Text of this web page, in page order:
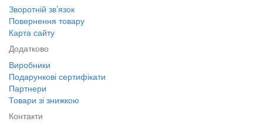
Зворотній зв’язок
Повернення товару
Карта сайту
Додатково
Виробники
Подарункові сертифікати
Партнери
Товари зі знижкою
Контакти